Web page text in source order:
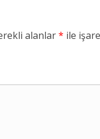
alanlar* ile